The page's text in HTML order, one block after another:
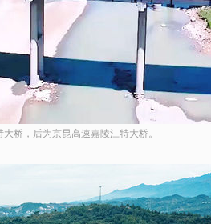
桥，后为京昆高速嘉陵江特大桥。